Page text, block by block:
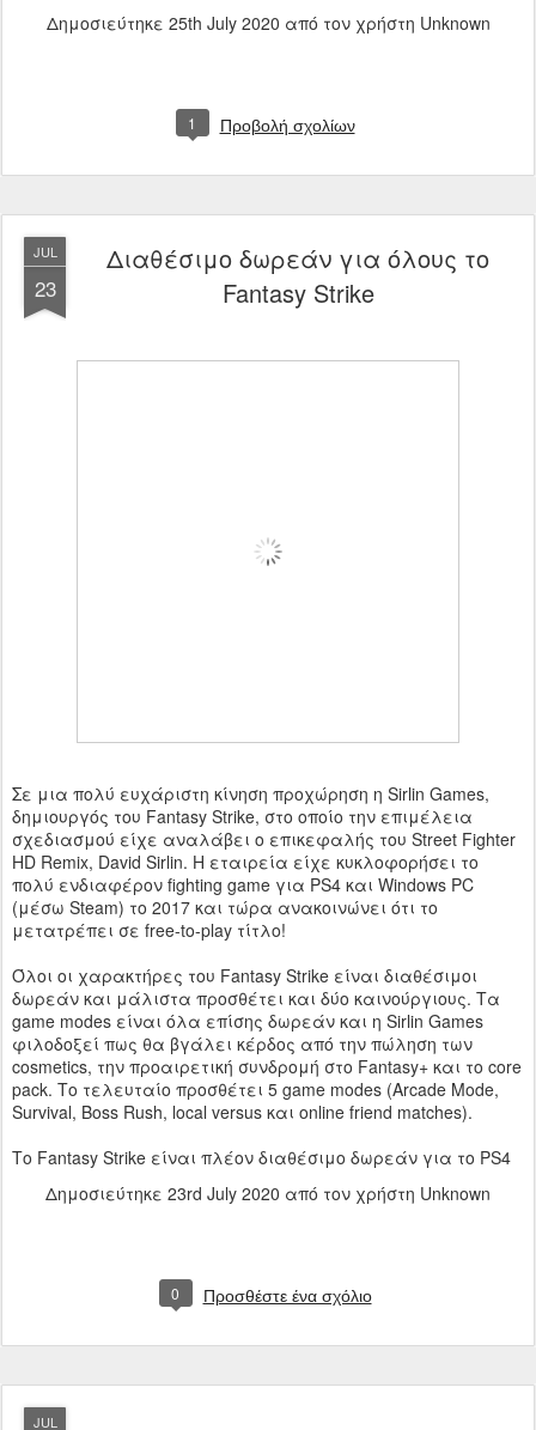
Δημοσιεύτηκε 25th July 2020 από τον χρήστη Unknown
1 Προβολή σχολίων
JUL
23
Διαθέσιμο δωρεάν για όλους το
Fantasy Strike
Σε μια πολύ ευχάριστη κίνηση προχώρηση η Sirlin Games,
δημιουργός του Fantasy Strike, στο οποίο την επιμέλεια
σχεδιασμού είχε αναλάβει ο επικεφαλής του Street Fighter
HD Remix, David Sirlin. Η εταιρεία είχε κυκλοφορήσει το
πολύ ενδιαφέρον fighting game για PS4 και Windows PC
(μέσω Steam) το 2017 και τώρα ανακοινώνει ότι το
μετατρέπει σε free-to-play τίτλο!
Όλοι οι χαρακτήρες του Fantasy Strike είναι διαθέσιμοι
δωρεάν και μάλιστα προσθέτει και δύο καινούργιους. Τα
game modes είναι όλα επίσης δωρεάν και η Sirlin Games
φιλοδοξεί πως θα βγάλει κέρδος από την πώληση των
cosmetics, την προαιρετική συνδρομή στο Fantasy+ και το core
pack. Το τελευταίο προσθέτει 5 game modes (Arcade Mode,
Survival, Boss Rush, local versus και online friend matches).
Το Fantasy Strike είναι πλέον διαθέσιμο δωρεάν για τo PS4
Δημοσιεύτηκε 23rd July 2020 από τον χρήστη Unknown
0 Προσθέστε ένα σχόλιο
JUL